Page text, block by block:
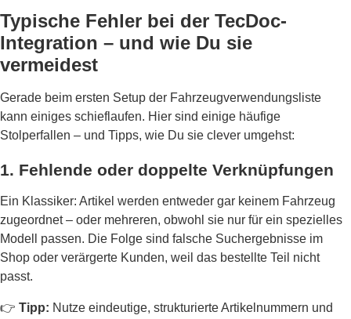
Typische Fehler bei der TecDoc-
Integration – und wie Du sie
vermeidest
Gerade beim ersten Setup der Fahrzeugverwendungsliste
kann einiges schieflaufen. Hier sind einige häufige
Stolperfallen – und Tipps, wie Du sie clever umgehst:
1. Fehlende oder doppelte Verknüpfungen
Ein Klassiker: Artikel werden entweder gar keinem Fahrzeug
zugeordnet – oder mehreren, obwohl sie nur für ein spezielles
Modell passen. Die Folge sind falsche Suchergebnisse im
Shop oder verärgerte Kunden, weil das bestellte Teil nicht
passt.
👉 Tipp: Nutze eindeutige, strukturierte Artikelnummern und